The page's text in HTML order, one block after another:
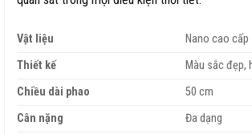
Vật liệu
Nano cao cấp
Thiết kế
Màu sắc đẹp,
Chiều dài phao
50 cm
Cân nặng
Đa dạng